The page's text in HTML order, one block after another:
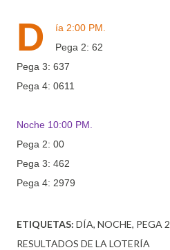
D
ía 2:00 PM.
Pega 2: 62
Pega 3: 637
Pega 4: 0611
Noche 10:00 PM.
Pega 2: 00
Pega 3: 462
Pega 4: 2979
ETIQUETAS: DÍA NOCHE PEGA 2
RESULTADOS DE LA LOTERÍA